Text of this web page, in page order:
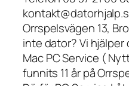
Orrspelsvägen 13,
inte dator? Vi hjälper
Mac PC Service (
funnits 11 år på